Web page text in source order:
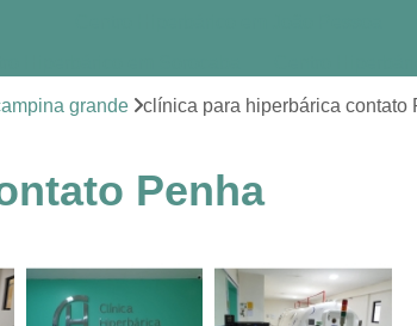
de Hiperbárica
Clínica de Medicina
Clínica Hiperbárica em João Pessoa
Clínica Oxigenoterapia Hiperbárica
Clínica
Oxigenação Hiperbárica Clínica
grande clínica para hiperbárica contato
Penha